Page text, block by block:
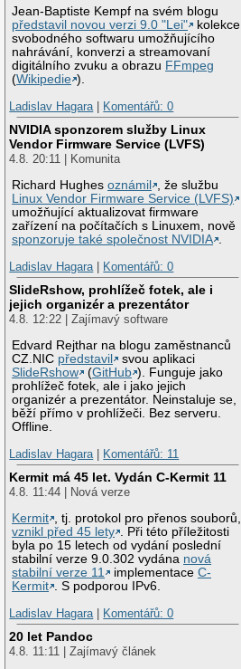
Jean-Baptiste Kempf na svém blogu
představil novou verzi 9.0 "Lei"
kolekce
svobodného softwaru umožňujícího
nahrávání, konverzi a streamovaní
digitálního zvuku a obrazu FFmpeg
(Wikipedie ).
Ladislav Hagara | Komentářů: 0
NVIDIA sponzorem služby Linux
Vendor Firmware Service (LVFS)
4.8. 20:11 | Komunita
Richard Hughesoznámil
, že službu
Linux Vendor Firmware Service (LVFS)
umožňující aktualizovat firmware
zařízení na počítačích s Linuxem, nově
sponzoruje také společnost NVIDIA .
Ladislav Hagara | Komentářů: 0
SlideRshow, prohlížeč fotek, ale i
jejich organizér a prezentátor
4.8. 12:22 | Zajímavý software
Edvard Rejthar na blogu zaměstnanců
CZ.NIC představil
svou aplikaci
SlideRshow
(GitHub ). Funguje jako
prohlížeč fotek, ale i jako jejich
organizér a prezentátor. Neinstaluje se,
běží přímo v prohlížeči. Bez serveru.
Offline.
Ladislav Hagara | Komentářů: 11
Kermit má 45 let. Vydán C-Kermit 11
4.8. 11:44 | Nová verze
Kermit
, tj. protokol pro přenos souborů,
vznikl před 45 lety
. Při této příležitosti
byla po 15 letech od vydání poslední
stabilní verze 9.0.302 vydána nová
stabilní verze 11
implementaceC-
Kermit
. S podporou IPv6.
Ladislav Hagara | Komentářů: 0
20 let Pandoc
4.8. 11:11 | Zajímavý článek